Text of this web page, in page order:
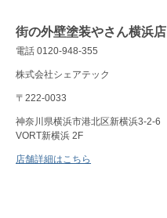
街の外壁塗装やさん横浜店
電話 0120-948-355
株式会社シェアテック
〒222-0033
神奈川県横浜市港北区新横浜3-2-6
VORT新横浜 2F
店舗詳細はこちら